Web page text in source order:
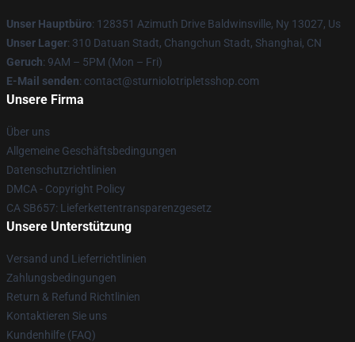
Unser Hauptbüro: 128351 Azimuth Drive Baldwinsville, Ny 13027, Us
Unser Lager: 310 Datuan Stadt, Changchun Stadt, Shanghai, CN
Geruch: 9AM – 5PM (Mon – Fri)
E-Mail senden: contact@sturniolotripletsshop.com
Unsere Firma
Über uns
Allgemeine Geschäftsbedingungen
Datenschutzrichtlinien
DMCA - Copyright Policy
CA SB657: Lieferkettentransparenzgesetz
Unsere Unterstützung
Versand und Lieferrichtlinien
Zahlungsbedingungen
Return & Refund Richtlinien
Kontaktieren Sie uns
Kundenhilfe (FAQ)